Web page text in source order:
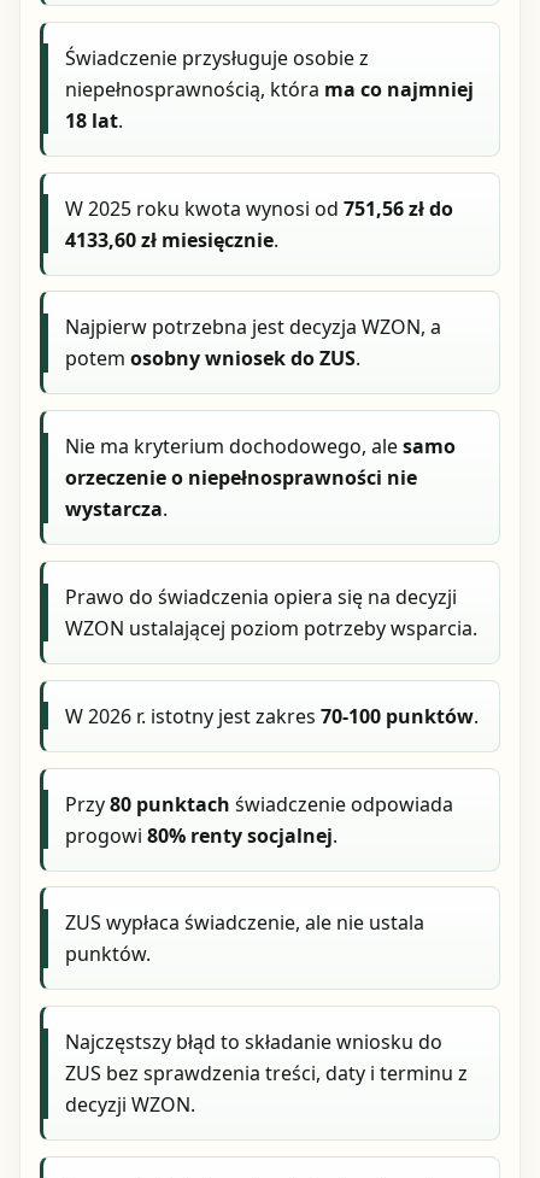
Świadczenie przysługuje osobie z
niepełnosprawnością, która ma co najmniej
18 lat.
W 2025 roku kwota wynosi od751,56 zł do
4133,60 zł miesięcznie.
Najpierw potrzebna jest decyzja WZON, a
potemosobny wniosek do ZUS.
Nie ma kryterium dochodowego, alesamo
orzeczenie o niepełnosprawności nie
wystarcza.
Prawo do świadczenia opiera się na decyzji
WZON ustalającej poziom potrzeby wsparcia.
W 2026 r. istotny jest zakres70-100 punktów.
Przy80 punktach świadczenie odpowiada
progowi80% renty socjalnej.
ZUS wypłaca świadczenie, ale nie ustala
punktów.
Najczęstszy błąd to składanie wniosku do
ZUS bez sprawdzenia treści, daty i terminu z
decyzji WZON.